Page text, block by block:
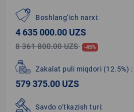
Boshlang‘ich narxi:
4 635 000.00 UZS
8 361 800.00 UZS -45%
Zakalat puli miqdori (12.5%) :
579 375.00 UZS
Savdo o‘tkazish turi: